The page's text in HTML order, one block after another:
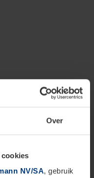
Over
NV/SA, gebruik